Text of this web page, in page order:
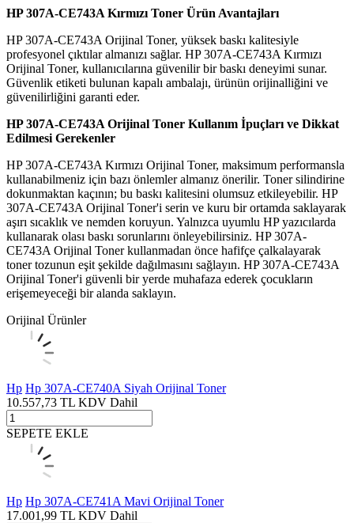
HP 307A-CE743A Kırmızı Toner Ürün Avantajları
HP 307A-CE743A Orijinal Toner, yüksek baskı kalitesiyle
profesyonel çıktılar almanızı sağlar. HP 307A-CE743A Kırmızı
Orijinal Toner, kullanıcılarına güvenilir bir baskı deneyimi sunar.
Güvenlik etiketi bulunan kapalı ambalajı, ürünün orijinalliğini ve
güvenilirliğini garanti eder.
HP 307A-CE743A Orijinal Toner Kullanım İpuçları ve Dikkat
Edilmesi Gerekenler
HP 307A-CE743A Kırmızı Orijinal Toner, maksimum performansla
kullanabilmeniz için bazı önlemler almanız önerilir. Toner silindirine
dokunmaktan kaçının; bu baskı kalitesini olumsuz etkileyebilir. HP
307A-CE743A Orijinal Toner'i serin ve kuru bir ortamda saklayarak
aşırı sıcaklık ve nemden koruyun. Yalnızca uyumlu HP yazıcılarda
kullanarak olası baskı sorunlarını önleyebilirsiniz. HP 307A-
CE743A Orijinal Toner kullanmadan önce hafifçe çalkalayarak
toner tozunun eşit şekilde dağılmasını sağlayın. HP 307A-CE743A
Orijinal Toner'i güvenli bir yerde muhafaza ederek çocukların
erişemeyeceği bir alanda saklayın.
Orijinal Ürünler
Hp Hp 307A-CE740A Siyah Orijinal Toner
10.557,73 TL KDV Dahil
SEPETE EKLE
Hp Hp 307A-CE741A Mavi Orijinal Toner
17.001,99 TL KDV Dahil